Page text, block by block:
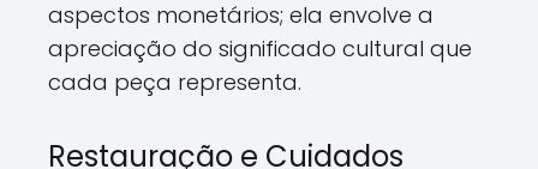
aspectos monetários; ela envolve a
apreciação do significado cultural que
cada peça representa.
Restauração e Cuidados